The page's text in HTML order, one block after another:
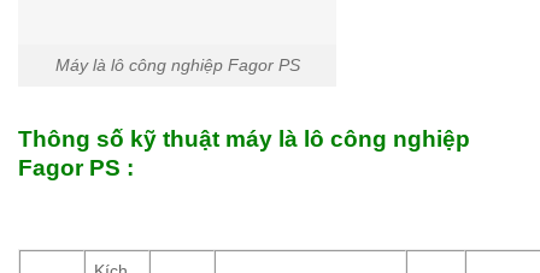
Máy là lô công nghiệp Fagor PS
Thông số kỹ thuật máy là lô công nghiệp
Fagor PS :